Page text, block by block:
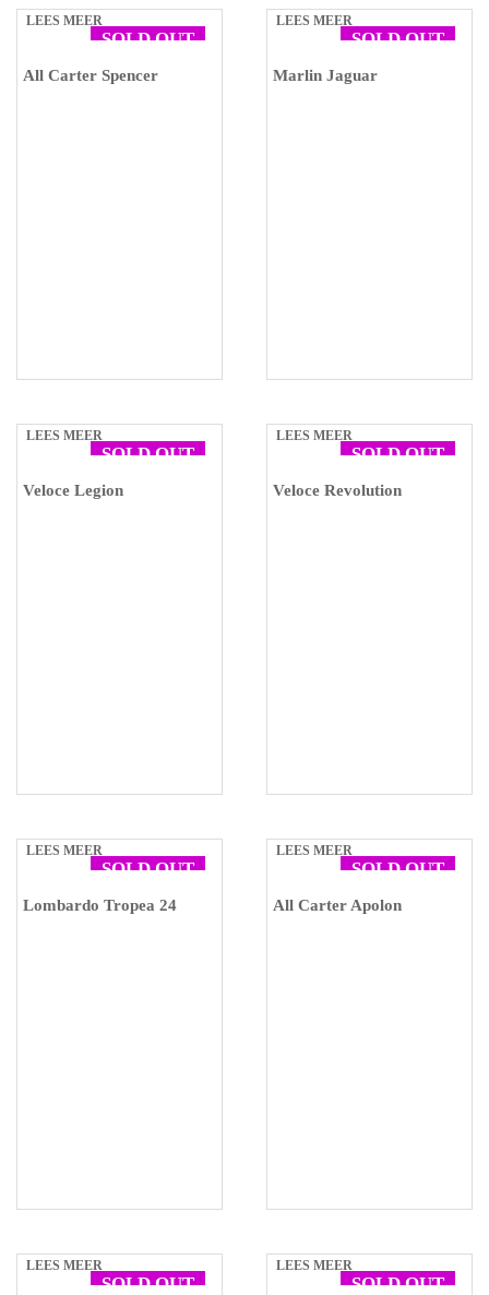
LEES MEER
SOLD OUT
All Carter Spencer
LEES MEER
SOLD OUT
Marlin Jaguar
LEES MEER
SOLD OUT
Veloce Legion
LEES MEER
SOLD OUT
Veloce Revolution
LEES MEER
SOLD OUT
Lombardo Tropea 24
LEES MEER
SOLD OUT
All Carter Apolon
LEES MEER
SOLD OUT
LEES MEER
SOLD OUT